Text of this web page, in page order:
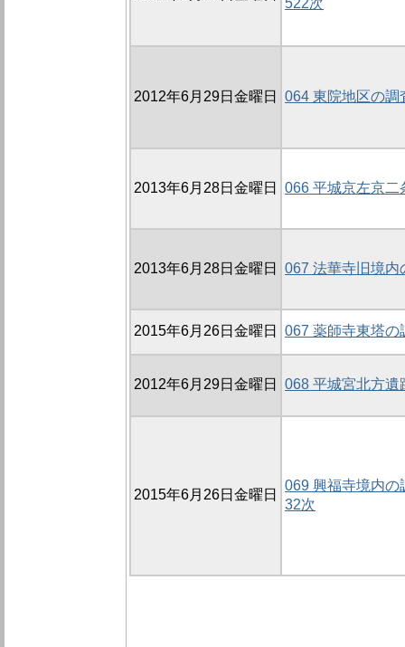
522次
2012年6月29日金曜日 064 東院地区の
2013年6月28日金曜日 066 平城京左京二
2013年6月28日金曜日 067 法華寺旧境内
2015年6月26日金曜日 067 薬師寺東塔の
2012年6月29日金曜日 068 平城宮北方
2015年6月26日金曜日
069 興福寺境内の
32次